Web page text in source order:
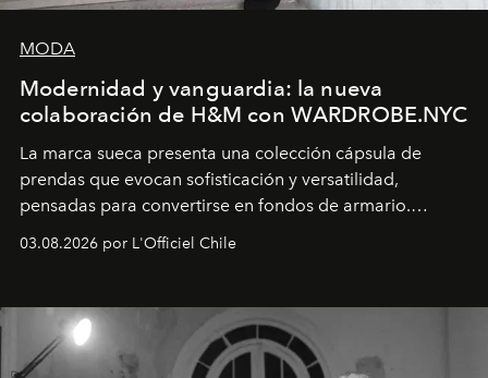
MODA
Modernidad y vanguardia: la nueva
colaboración de H&M con WARDROBE.NYC
La marca sueca presenta una colección cápsula de
prendas que evocan sofisticación y versatilidad,
pensadas para convertirse en fondos de armario.
Disponible en Chile desde el 6 de agosto.
03.08.2026 por L'Officiel Chile